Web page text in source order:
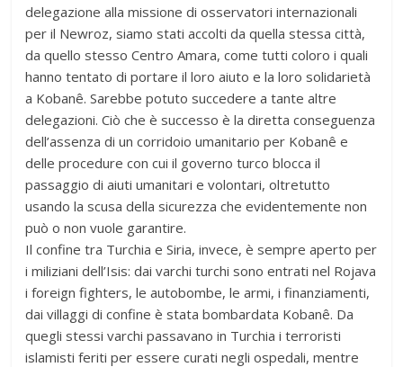
delegazione alla missione di osservatori internazionali
per il Newroz, siamo stati accolti da quella stessa città,
da quello stesso Centro Amara, come tutti coloro i quali
hanno tentato di portare il loro aiuto e la loro solidarietà
a Kobanê. Sarebbe potuto succedere a tante altre
delegazioni. Ciò che è successo è la diretta conseguenza
dell’assenza di un corridoio umanitario per Kobanê e
delle procedure con cui il governo turco blocca il
passaggio di aiuti umanitari e volontari, oltretutto
usando la scusa della sicurezza che evidentemente non
può o non vuole garantire.
Il confine tra Turchia e Siria, invece, è sempre aperto per
i miliziani dell’Isis: dai varchi turchi sono entrati nel Rojava
i foreign fighters, le autobombe, le armi, i finanziamenti,
dai villaggi di confine è stata bombardata Kobanê. Da
quegli stessi varchi passavano in Turchia i terroristi
islamisti feriti per essere curati negli ospedali, mentre